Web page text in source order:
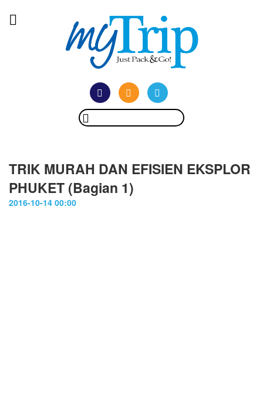
TRIK MURAH DAN EFISIEN EKSPLOR
PHUKET (Bagian 1)
2016-10-14 00:00